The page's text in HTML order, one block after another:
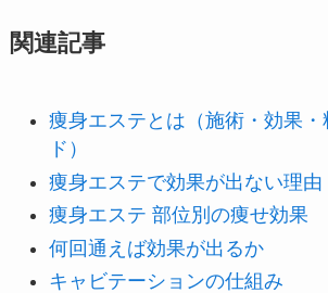
関連記事
痩身エステとは（施術・効果・
ド）
痩身エステで効果が出ない理由
痩身エステ 部位別の痩せ効果
何回通えば効果が出るか
キャビテーションの仕組み